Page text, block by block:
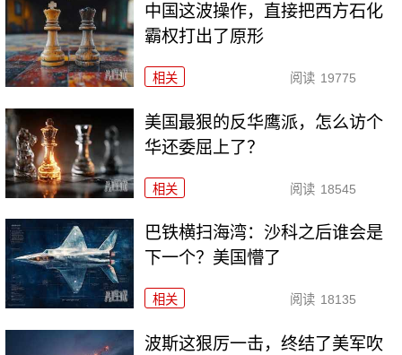
中国这波操作，直接把西方石化
霸权打出了原形
相关 阅读 19775
美国最狠的反华鹰派，怎么访个
华还委屈上了？
相关 阅读 18545
巴铁横扫海湾：沙科之后谁会是
下一个？美国懵了
相关 阅读 18135
波斯这狠厉一击，终结了美军吹